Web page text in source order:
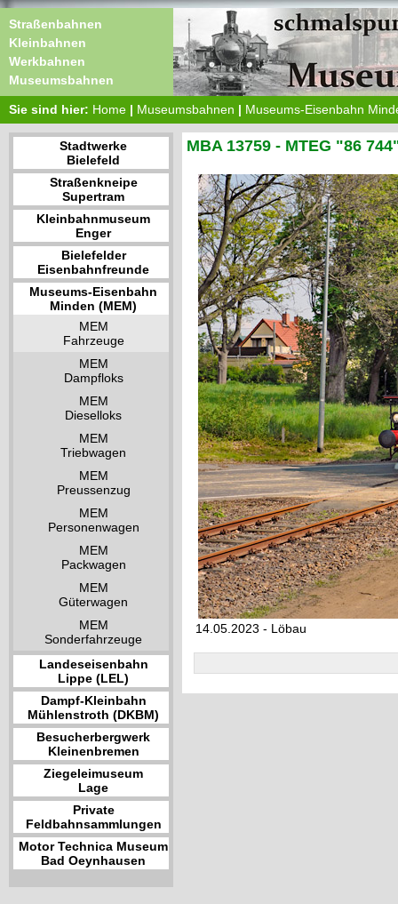
Straßenbahnen
Kleinbahnen
Werkbahnen
Museumsbahnen
Sie sind hier: Home | Museumsbahnen | Museums-Eisenbahn
Stadtwerke
Bielefeld
Straßenkneipe
Supertram
Kleinbahnmuseum
Enger
Bielefelder
Eisenbahnfreunde
Museums-Eisenbahn
Minden (MEM)
MEM
Fahrzeuge
MEM
Dampfloks
MEM
Dieselloks
MEM
Triebwagen
MEM
Preussenzug
MEM
Personenwagen
MEM
Packwagen
MEM
Güterwagen
MEM
Sonderfahrzeuge
Landeseisenbahn
Lippe (LEL)
Dampf-Kleinbahn
Mühlenstroth (DKBM)
Besucherbergwerk
Kleinenbremen
Ziegeleimuseum
Lage
Private
Feldbahnsammlungen
Motor Technica Museum
Bad Oeynhausen
MBA 13759 - MTEG "86
14.05.2023 - Löbau